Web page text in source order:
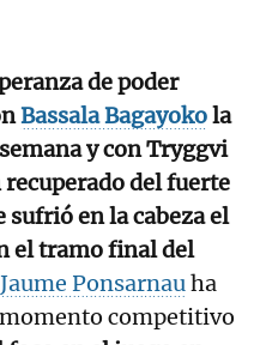
de poder
Bassala Bagayokola
y con Tryggvi
del fuerte
sufrió en la cabeza el
el tramo final del
Jaume Ponsarnauha
competitivo